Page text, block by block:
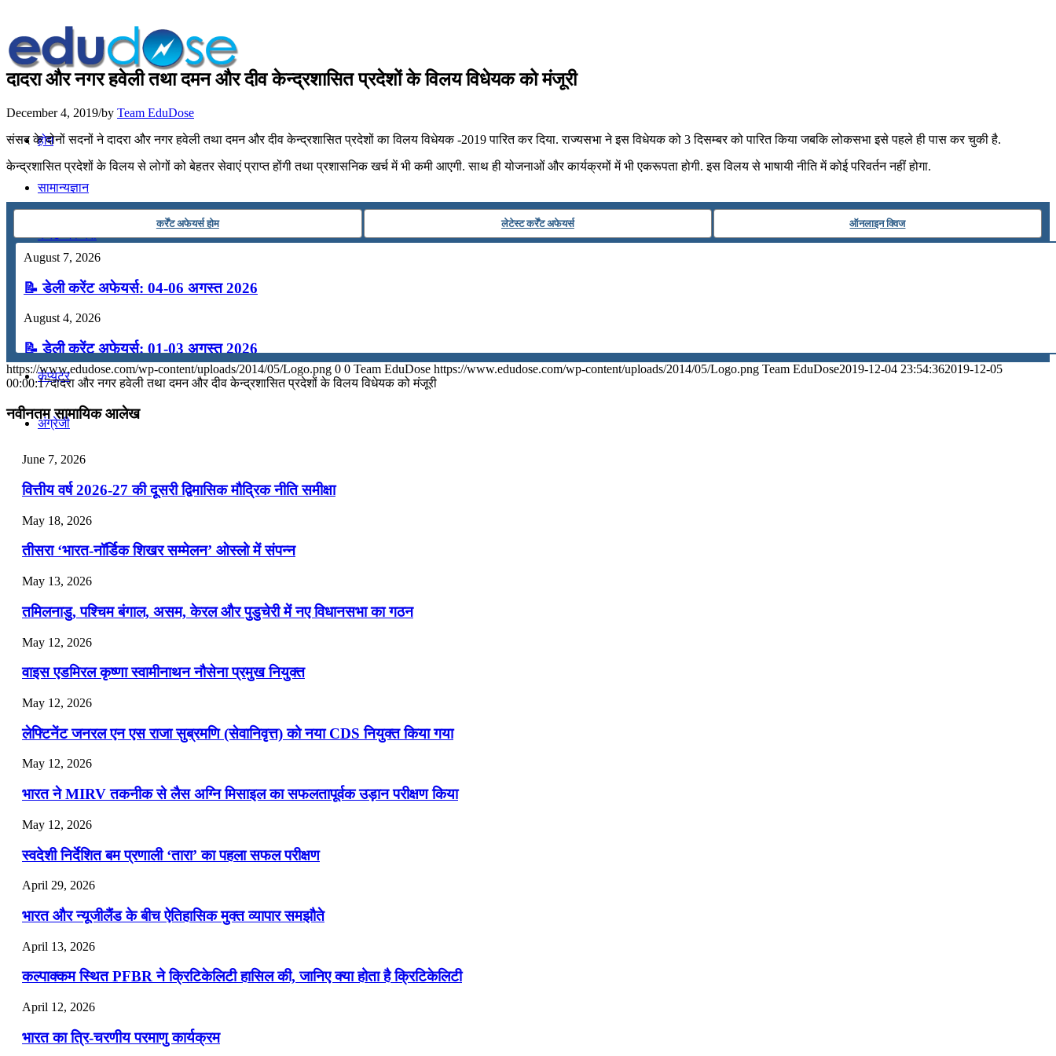
होम
सामान्यज्ञान
करेंट अफेयर्स
गणित
तर्कशक्ति
कंप्यूटर
अंग्रेजी
टुडेज जीके
दादरा और नगर हवेली तथा दमन और दीव केन्‍द्रशासित प्रदेशों के विलय विधेयक को मंजूरी
December 4, 2019/by Team EduDose
संसद के दोनों सदनों ने दादरा और नगर हवेली तथा दमन और दीव केन्‍द्रशासित प्रदेशों का विलय विधेयक -2019 पारित कर दिया. राज्‍यसभा ने इस विधेयक को 3 दिसम्बर को पारित किया जबकि लोकसभा इसे पहले ही पास कर चुकी है.
केन्‍द्रशासित प्रदेशों के विलय से लोगों को बेहतर सेवाएं प्राप्‍त होंगी तथा प्रशासनिक खर्च में भी कमी आएगी. साथ ही योजनाओं और कार्यक्रमों में भी एकरूपता होगी. इस विलय से भाषायी नीति में कोई परिवर्तन नहीं होगा.
कर्रेंट अफेयर्स होम लेटेस्ट कर्रेंट अफेयर्स ऑनलाइन क्विज
August 7, 2026
📝 डेली करेंट अफेयर्स: 04-06 अगस्त 2026
August 4, 2026
📝 डेली करेंट अफेयर्स: 01-03 अगस्त 2026
July 31, 2026
📝 डेली करेंट अफेयर्स: 28-31 जुलाई 2026
📝 डेली करेंट अफेयर्स: 25-27 जुलाई 2026
July 25, 2026
📝 डेली करेंट अफेयर्स: 22-24 जुलाई 2026
July 22, 2026
📝 डेली करेंट अफेयर्स: 19-21 जुलाई 2026
July 19, 2026
📝 डेली करेंट अफेयर्स: 16-18 जुलाई 2026
https://www.edudose.com/wp-content/uploads/2014/05/Logo.png 0 0 Team EduDose https://www.edudose.com/wp-content/uploads/2014/05/Logo.png Team EduDose2019-12-04 23:54:362019-12-05
00:00:17दादरा और नगर हवेली तथा दमन और दीव केन्‍द्रशासित प्रदेशों के विलय विधेयक को मंजूरी
नवीनतम सामायिक आलेख
June 7, 2026
वित्तीय वर्ष 2026-27 की दूसरी द्विमासिक मौद्रिक नीति समीक्षा
May 18, 2026
तीसरा ‘भारत-नॉर्डिक शिखर सम्मेलन’ ओस्लो में संपन्न
May 13, 2026
तमिलनाडु, पश्चिम बंगाल, असम, केरल और पुडुचेरी में नए विधानसभा का गठन
May 12, 2026
वाइस एडमिरल कृष्णा स्वामीनाथन नौसेना प्रमुख नियुक्त
May 12, 2026
लेफ्टिनेंट जनरल एन एस राजा सुब्रमणि (सेवानिवृत्त) को नया CDS नियुक्त किया गया
May 12, 2026
भारत ने MIRV तकनीक से लैस अग्नि मिसाइल का सफलतापूर्वक उड़ान परीक्षण किया
May 12, 2026
स्वदेशी निर्देशित बम प्रणाली ‘तारा’ का पहला सफल परीक्षण
April 29, 2026
भारत और न्यूजीलैंड के बीच ऐतिहासिक मुक्त व्यापार समझौते
April 13, 2026
कल्पाक्कम स्थित PFBR ने क्रिटिकेलिटी हासिल की, जानिए क्या होता है क्रिटिकेलिटी
April 12, 2026
भारत का त्रि-चरणीय परमाणु कार्यक्रम